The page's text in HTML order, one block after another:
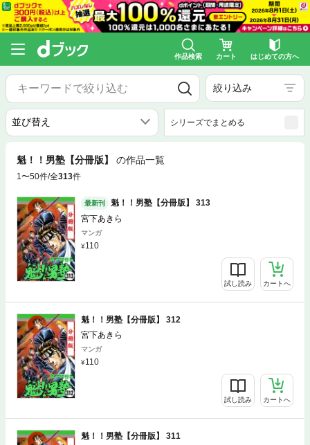
作品検索 カート はじめての方へ
絞り込み
シリーズでまとめる
魁！！男塾【分冊版】 の作品一覧
1〜50件/全313件
最新刊
魁！！男塾【分冊版】 313
宮下あきら
マンガ
110
試し読み カートへ
魁！！男塾【分冊版】 312
宮下あきら
マンガ
110
試し読み カートへ
魁！！男塾【分冊版】 311